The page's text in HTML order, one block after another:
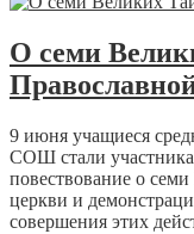
О семи
9 июня учащиеся
СОШ стали
повествование о
церкви и
совершения этих